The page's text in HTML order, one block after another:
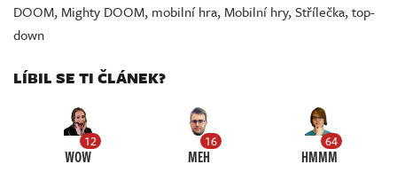
DOOM, Mighty DOOM, mobilní hra, Mobilní hry,Střílečka,top-
down
LÍBIL SE TI ČLÁNEK?
12
WOW
16
MEH
64
HMMM